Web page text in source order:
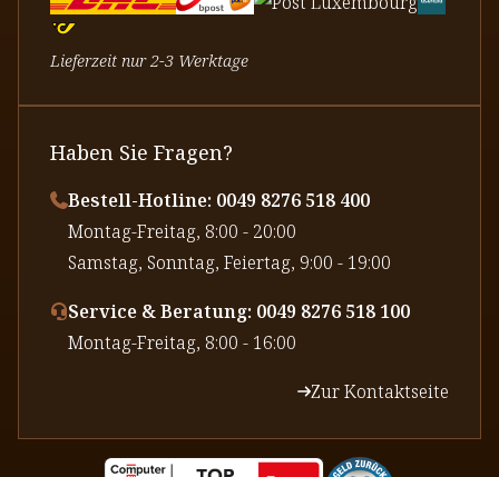
Lieferzeit nur 2-3 Werktage
Haben Sie Fragen?
Bestell-Hotline: 0049 8276 518 400
⁠Montag-Freitag, 8:00 - 20:00
⁠Samstag, Sonntag, Feiertag, 9:00 - 19:00
Service & Beratung: 0049 8276 518 100
⁠Montag-Freitag, 8:00 - 16:00
Zur Kontaktseite